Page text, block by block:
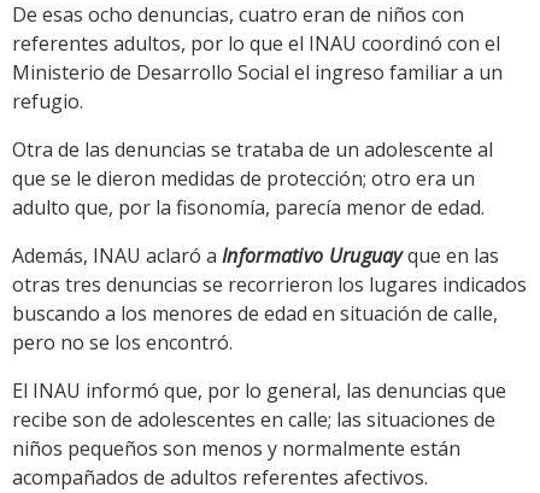
De esas ocho denuncias, cuatro eran de niños con
referentes adultos, por lo que el INAU coordinó con el
Ministerio de Desarrollo Social el ingreso familiar a un
refugio.
Otra de las denuncias se trataba de un adolescente al
que se le dieron medidas de protección; otro era un
adulto que, por la fisonomía, parecía menor de edad.
Además, INAU aclaró a Informativo Uruguayque en las
otras tres denuncias se recorrieron los lugares indicados
buscando a los menores de edad en situación de calle,
pero no se los encontró.
El INAU informó que, por lo general, las denuncias que
recibe son de adolescentes en calle; las situaciones de
niños pequeños son menos y normalmente están
acompañados de adultos referentes afectivos.